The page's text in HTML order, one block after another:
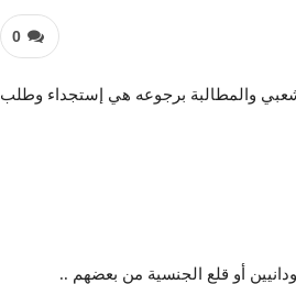
0
والمطالبة برجوعه هي إستجداء وطلب
أو قلع الجنسية من بعضهم ..